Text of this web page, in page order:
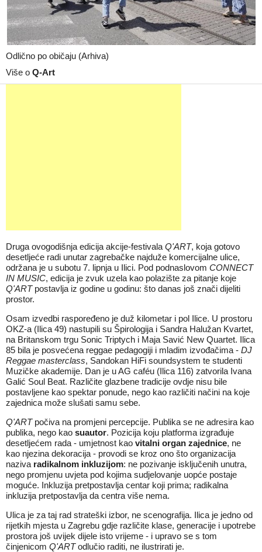
Odlično po običaju (Arhiva)
Više o Q-Art
Druga ovogodišnja edicija akcije-festivala Q'ART, koja gotovo
desetljeće radi unutar zagrebačke najduže komercijalne ulice,
održana je u subotu 7. lipnja u Ilici. Pod podnaslovom CONNECT
IN MUSIC, edicija je zvuk uzela kao polazište za pitanje koje
Q'ARTpostavlja iz godine u godinu: što danas još znači dijeliti
prostor.
Osam izvedbi raspoređeno je duž kilometar i pol Ilice. U prostoru
OKZ-a (Ilica 49) nastupili su Špirologija i Sandra Halužan Kvartet,
na Britanskom trgu Sonic Triptych i Maja Savić New Quartet. Ilica
85 bila je posvećena reggae pedagogiji i mladim izvođačima - DJ
Reggae masterclass, Sandokan HiFi soundsystem te studenti
Muzičke akademije. Dan je u AG caféu (Ilica 116) zatvorila Ivana
Galić Soul Beat. Različite glazbene tradicije ovdje nisu bile
postavljene kao spektar ponude, nego kao različiti načini na koje
zajednica može slušati samu sebe.
Q'ARTpočiva na promjeni percepcije. Publika se ne adresira kao
publika, nego kao suautor. Pozicija koju platforma izgrađuje
desetljećem rada - umjetnost kao vitalni organ zajednice, ne
kao njezina dekoracija - provodi se kroz ono što organizacija
naziva radikalnom inkluzijom: ne pozivanje isključenih unutra,
nego promjenu uvjeta pod kojima sudjelovanje uopće postaje
moguće. Inkluzija pretpostavlja centar koji prima; radikalna
inkluzija pretpostavlja da centra više nema.
Ulica je za taj rad strateški izbor, ne scenografija. Ilica je jedno od
rijetkih mjesta u Zagrebu gdje različite klase, generacije i upotrebe
prostora još uvijek dijele isto vrijeme - i upravo se s tom
činjenicom Q'ARTodlučio raditi, ne ilustrirati je.